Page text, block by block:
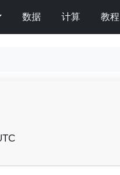
数据 计算 教程